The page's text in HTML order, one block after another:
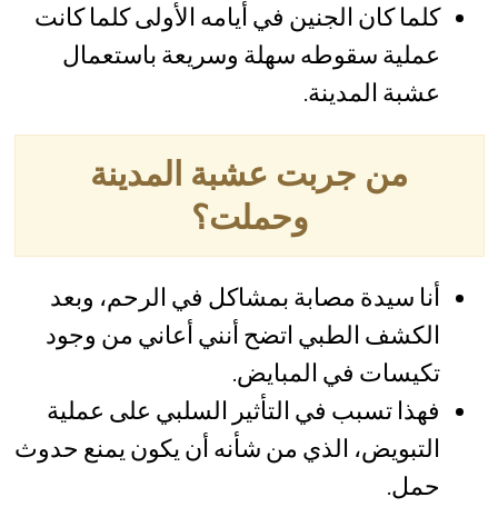
كلما كان الجنين في أيامه الأولى كلما كانت
عملية سقوطه سهلة وسريعة باستعمال
عشبة المدينة.
من جربت عشبة المدينة
وحملت؟
أنا سيدة مصابة بمشاكل في الرحم، وبعد
الكشف الطبي اتضح أنني أعاني من وجود
تكيسات في المبايض.
فهذا تسبب في التأثير السلبي على عملية
التبويض، الذي من شأنه أن يكون يمنع حدوث
حمل.